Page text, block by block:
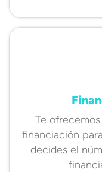
Te
financiación
decides el